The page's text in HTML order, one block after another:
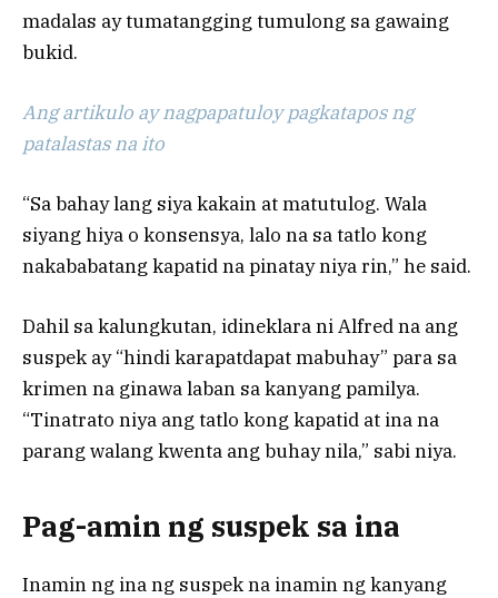
madalas ay tumatangging tumulong sa gawaing
bukid.
Ang artikulo ay nagpapatuloy pagkatapos ng
patalastas na ito
“Sa bahay lang siya kakain at matutulog. Wala
siyang hiya o konsensya, lalo na sa tatlo kong
nakababatang kapatid na pinatay niya rin,” he said.
Dahil sa kalungkutan, idineklara ni Alfred na ang
suspek ay “hindi karapatdapat mabuhay” para sa
krimen na ginawa laban sa kanyang pamilya.
“Tinatrato niya ang tatlo kong kapatid at ina na
parang walang kwenta ang buhay nila,” sabi niya.
Pag-amin ng suspek sa ina
Inamin ng ina ng suspek na inamin ng kanyang